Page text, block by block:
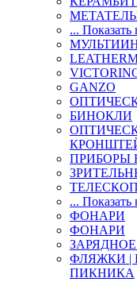
... Показать
GANZO
БИНОКЛИ
ПРИБОРЫ
... Показать
ФОНАРИ
ФОНАРИ
ФЛЯЖКИ |
ПИКНИКА